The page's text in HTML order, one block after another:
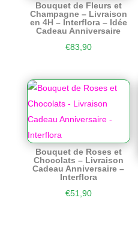
Bouquet de Fleurs et
Champagne – Livraison
en 4H – Interflora – Idée
Cadeau Anniversaire
€83,90
Bouquet de Roses et
Chocolats – Livraison
Cadeau Anniversaire –
Interflora
€51,90